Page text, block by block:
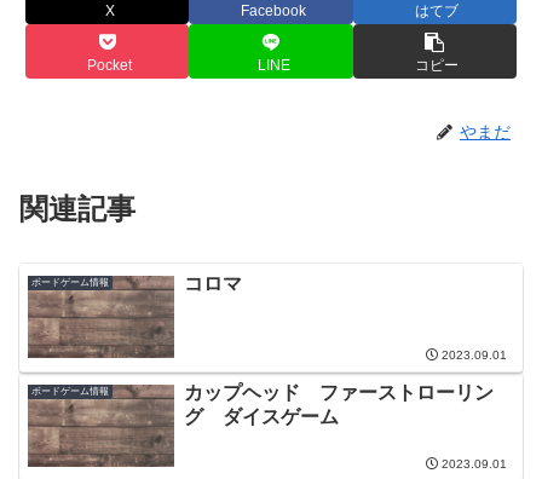
X Facebook はてブ
Pocket LINE コピー
やまだ
関連記事
ボードゲーム情報 コロマ
2023.09.01
ボードゲーム情報
カップヘッド ファーストローリン
グ ダイスゲーム
2023.09.01